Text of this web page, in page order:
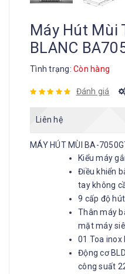
Máy Hút Mùi
BLANC
Tình trạng: Còn hàng
Đánh giá
Liên hệ
MÁY HÚT MÙI BA-
Kiểu máy
Điều khiển
tay không
9 cấp độ hút
Thân máy
mặt máy
01 Toa
Động cơ
công suất